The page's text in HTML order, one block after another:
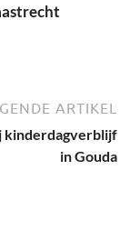
ARTIKEL
kinderdagverblijf
in Gouda